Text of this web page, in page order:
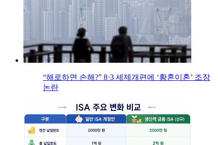
“해로하면 손해?” 8·3 세제개편에 ‘황혼이혼’ 조장
논란